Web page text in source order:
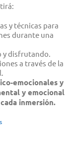
y técnicas para
durante una
disfrutando.
a través de la
emocionales y
y emocional
inmersión.